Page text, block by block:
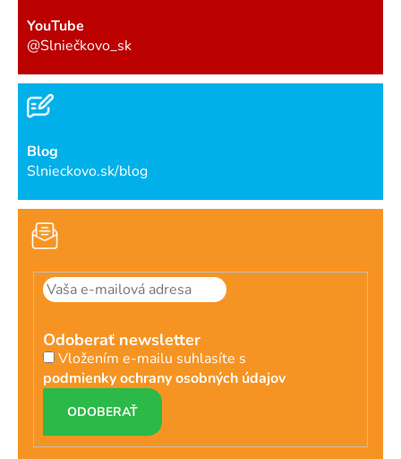
YouTube
@Slniečkovo_sk
Blog
Slnieckovo.sk/blog
Odoberať newsletter
Vložením e-mailu suhlasíte s
podmienky ochrany osobných údajov
PRIHLÁSIŤ
SA